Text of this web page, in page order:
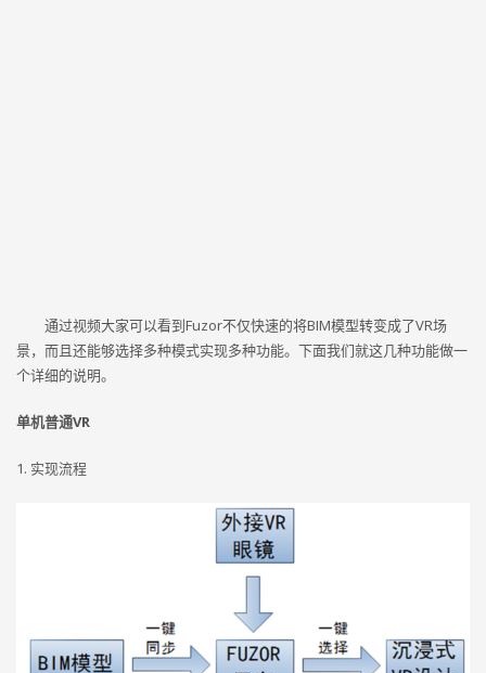
通过视频大家可以看到Fuzor不仅快速的将BIM模型转变成了VR场
景，而且还能够选择多种模式实现多种功能。下面我们就这几种功能做一
个详细的说明。
单机普通VR
1. 实现流程